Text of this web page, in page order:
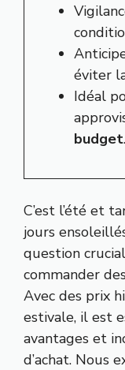
éviter
Idéal
budget.
C’est l’été et
jours
question
commander des
Avec des prix
estivale, il est
avantages et
d’achat. Nous